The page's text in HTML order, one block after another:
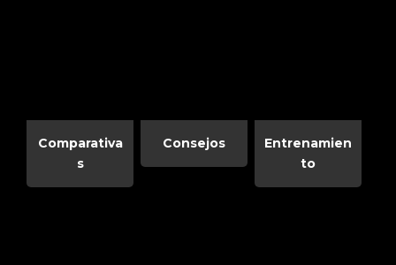
Comparativa
s
Consejos
Entrenamien
to